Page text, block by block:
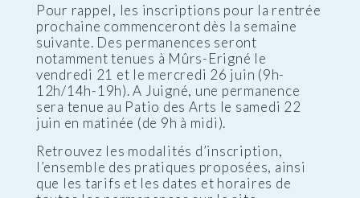
Pour rappel, les inscriptions pour la rentrée
prochaine commenceront dès la semaine
suivante. Des permanences seront
notamment tenues à Mûrs-Erigné le
vendredi 21 et le mercredi 26 juin (9h-
12h/14h-19h). A Juigné, une permanence
sera tenue au Patio des Arts le samedi 22
juin en matinée (de 9h à midi).
Retrouvez les modalités d’inscription,
l’ensemble des pratiques proposées, ainsi
que les tarifs et les dates et horaires de